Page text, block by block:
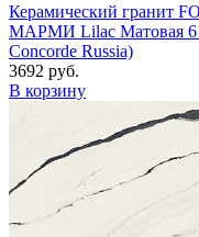
Керамический гранит
МАРМИ Lilac Матовая
Concorde Russia)
3692 руб.
В корзину